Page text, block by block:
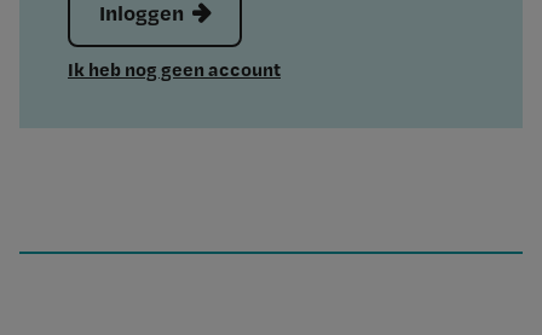
Inloggen
Ik heb nog geen account